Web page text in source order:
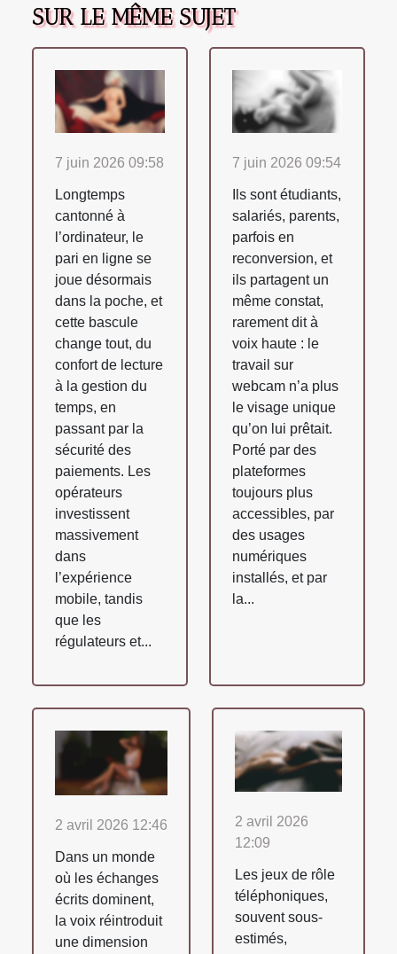
SUR LE MÊME SUJET
7 juin 2026 09:58
Longtemps
cantonné à
l’ordinateur, le
pari en ligne se
joue désormais
dans la poche, et
cette bascule
change tout, du
confort de lecture
à la gestion du
temps, en
passant par la
sécurité des
paiements. Les
opérateurs
investissent
massivement
dans
l’expérience
mobile, tandis
que les
régulateurs et...
7 juin 2026 09:54
Ils sont étudiants,
salariés, parents,
parfois en
reconversion, et
ils partagent un
même constat,
rarement dit à
voix haute : le
travail sur
webcam n’a plus
le visage unique
qu’on lui prêtait.
Porté par des
plateformes
toujours plus
accessibles, par
des usages
numériques
installés, et par
la...
2 avril 2026 12:46
Dans un monde
où les échanges
écrits dominent,
la voix réintroduit
une dimension
2 avril 2026
12:09
Les jeux de rôle
téléphoniques,
souvent sous-
estimés,